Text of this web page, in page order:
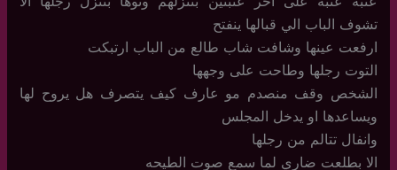
تشوف الباب الي قبالها ينفتح
ارفعت عينها وشافت شاب طالع من الباب ارتبكت
التوت رجلها وطاحت على وجهها
الشخص وقف منصدم مو عارف كيف يتصرف هل يروح لها
ويساعدها او يدخل المجلس
وانفال تتالم من رجلها
الا بطلعت ضاري لما سمع صوت الطيحه